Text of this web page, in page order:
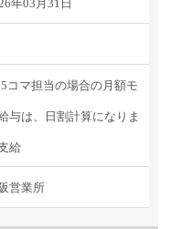
年03月31日
コマ担当の場合の月額モ
与は、日割計算になりま
給
営業所